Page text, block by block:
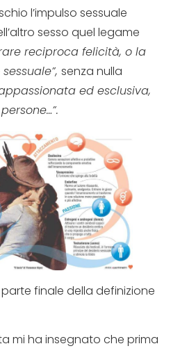
l’impulso sessuale
sesso quel legame
reciproca felicità, o la
senza nulla
ed esclusiva,
finale della definizione
mi ha insegnato che prima